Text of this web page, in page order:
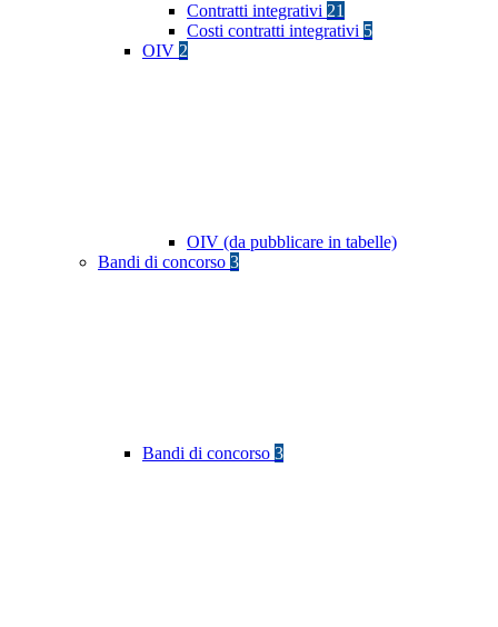
Contratti integrativi 21
Costi contratti integrativi 5
OIV 2
OIV (da pubblicare in tabelle)
Bandi di concorso 3
Bandi di concorso 3